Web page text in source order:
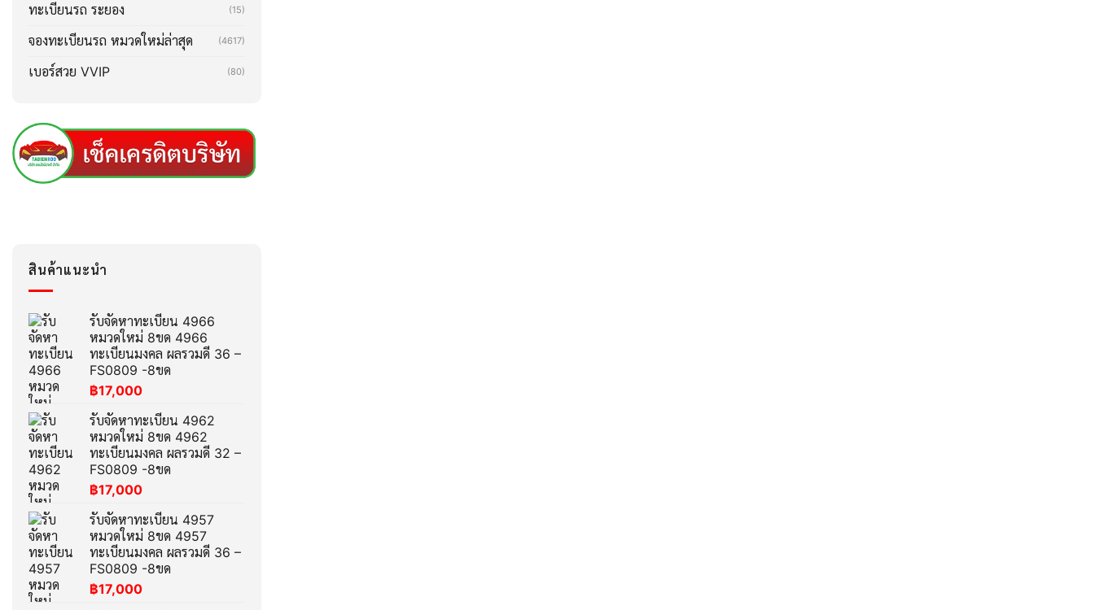
ทะเบียนรถ ระยอง (15)
จองทะเบียนรถ หมวดใหม่ล่าสุด (4617)
เบอร์สวย VVIP (80)
สินค้าแนะนำ
รับจัดหาทะเบียน 4966
หมวดใหม่ 8ขด 4966
ทะเบียนมงคล ผลรวมดี 36 –
FS0809 -8ขด
฿17,000
รับจัดหาทะเบียน 4962
หมวดใหม่ 8ขด 4962
ทะเบียนมงคล ผลรวมดี 32 –
FS0809 -8ขด
฿17,000
รับจัดหาทะเบียน 4957
หมวดใหม่ 8ขด 4957
ทะเบียนมงคล ผลรวมดี 36 –
FS0809 -8ขด
฿17,000